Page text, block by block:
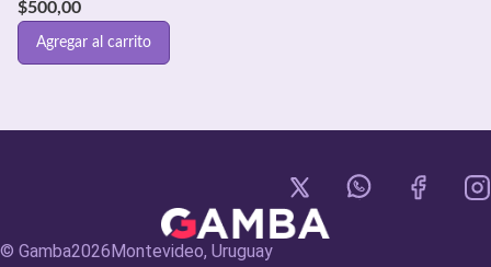
$500,00
Agregar al carrito
© Gamba2026 Montevideo, Uruguay